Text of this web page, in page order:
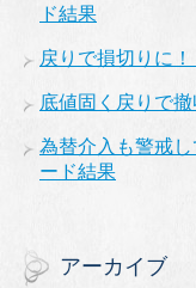
ド結果
戻りで損切りに
底値固く戻りで
為替介入も警戒
ード結果
アーカイブ